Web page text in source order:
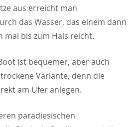
aus erreicht man
das Wasser, das einem dann
mal bis zum Hals reicht.
ist bequemer, aber auch
Variante, denn die
am Ufer anlegen.
paradiesischen